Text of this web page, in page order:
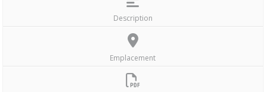
Description
Emplacement